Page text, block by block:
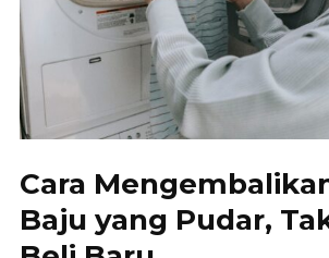
Cara
Baju yang Pudar,